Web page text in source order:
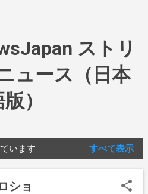
ストリ
ュース（日本
）
います すべて表示
ショ